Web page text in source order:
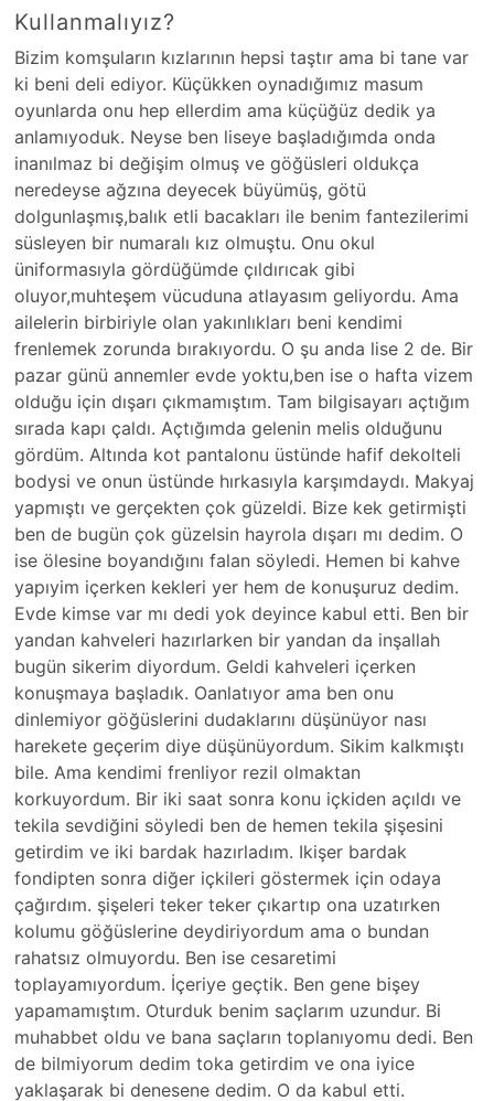
Kullanmalıyız?
Bizim komşuların kızlarının hepsi taştır ama bi tane var
ki beni deli ediyor. Küçükken oynadığımız masum
oyunlarda onu hep ellerdim ama küçüğüz dedik ya
anlamıyoduk. Neyse ben liseye başladığımda onda
inanılmaz bi değişim olmuş ve göğüsleri oldukça
neredeyse ağzına deyecek büyümüş, götü
dolgunlaşmış,balık etli bacakları ile benim fantezilerimi
süsleyen bir numaralı kız olmuştu. Onu okul
üniformasıyla gördüğümde çıldırıcak gibi
oluyor,muhteşem vücuduna atlayasım geliyordu. Ama
ailelerin birbiriyle olan yakınlıkları beni kendimi
frenlemek zorunda bırakıyordu. O şu anda lise 2 de. Bir
pazar günü annemler evde yoktu,ben ise o hafta vizem
olduğu için dışarı çıkmamıştım. Tam bilgisayarı açtığım
sırada kapı çaldı. Açtığımda gelenin melis olduğunu
gördüm. Altında kot pantalonu üstünde hafif dekolteli
bodysi ve onun üstünde hırkasıyla karşımdaydı. Makyaj
yapmıştı ve gerçekten çok güzeldi. Bize kek getirmişti
ben de bugün çok güzelsin hayrola dışarı mı dedim. O
ise ölesine boyandığını falan söyledi. Hemen bi kahve
yapıyim içerken kekleri yer hem de konuşuruz dedim.
Evde kimse var mı dedi yok deyince kabul etti. Ben bir
yandan kahveleri hazırlarken bir yandan da inşallah
bugün sikerim diyordum. Geldi kahveleri içerken
konuşmaya başladık. Oanlatıyor ama ben onu
dinlemiyor göğüslerini dudaklarını düşünüyor nası
harekete geçerim diye düşünüyordum. Sikim kalkmıştı
bile. Ama kendimi frenliyor rezil olmaktan
korkuyordum. Bir iki saat sonra konu içkiden açıldı ve
tekila sevdiğini söyledi ben de hemen tekila şişesini
getirdim ve iki bardak hazırladım. Ikişer bardak
fondipten sonra diğer içkileri göstermek için odaya
çağırdım. şişeleri teker teker çıkartıp ona uzatırken
kolumu göğüslerine deydiriyordum ama o bundan
rahatsız olmuyordu. Ben ise cesaretimi
toplayamıyordum. İçeriye geçtik. Ben gene bişey
yapamamıştım. Oturduk benim saçlarım uzundur. Bi
muhabbet oldu ve bana saçların toplanıyomu dedi. Ben
de bilmiyorum dedim toka getirdim ve ona iyice
yaklaşarak bi denesene dedim. O da kabul etti.